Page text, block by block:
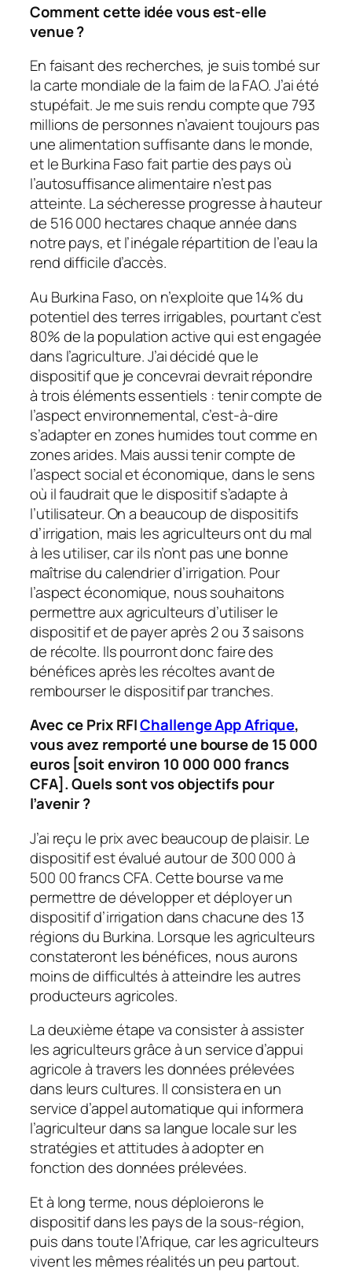
Comment cette idée vous est-elle
venue?
En faisant des recherches, je suis tombé sur
la carte mondiale de la faim de la FAO. J’ai été
stupéfait. Je me suis rendu compte que 793
millions de personnes n’avaient toujours pas
une alimentation suffisante dans le monde,
et le Burkina Faso fait partie des pays où
l’autosuffisance alimentaire n’est pas
atteinte. La sécheresse progresse à hauteur
de 516 000 hectares chaque année dans
notre pays, et l’inégale répartition de l’eau la
rend difficile d’accès.
Au Burkina Faso, on n’exploite que 14% du
potentiel des terres irrigables, pourtant c’est
80% de la population active qui est engagée
dans l’agriculture. J’ai décidé que le
dispositif que je concevrai devrait répondre
à trois éléments essentiels : tenir compte de
l’aspect environnemental, c’est-à-dire
s’adapter en zones humides tout comme en
zones arides. Mais aussi tenir compte de
l’aspect social et économique, dans le sens
où il faudrait que le dispositif s’adapte à
l’utilisateur. On a beaucoup de dispositifs
d’irrigation, mais les agriculteurs ont du mal
à les utiliser, car ils n’ont pas une bonne
maîtrise du calendrier d’irrigation. Pour
l’aspect économique, nous souhaitons
permettre aux agriculteurs d’utiliser le
dispositif et de payer après 2 ou 3 saisons
de récolte. Ils pourront donc faire des
bénéfices après les récoltes avant de
rembourser le dispositif par tranches.
Avec ce Prix RFIChallenge App Afrique,
vous avez remporté une bourse de 15000
euros [soit environ 10 000 000 francs
CFA]. Quels sont vos objectifs pour
l’avenir?
J’ai reçu le prix avec beaucoup de plaisir. Le
dispositif est évalué autour de 300 000 à
500 00 francs CFA. Cette bourse va me
permettre de développer et déployer un
dispositif d’irrigation dans chacune des 13
régions du Burkina. Lorsque les agriculteurs
constateront les bénéfices, nous aurons
moins de difficultés à atteindre les autres
producteurs agricoles.
La deuxième étape va consister à assister
les agriculteurs grâce à un service d’appui
agricole à travers les données prélevées
dans leurs cultures. Il consistera en un
service d’appel automatique qui informera
l’agriculteur dans sa langue locale sur les
stratégies et attitudes à adopter en
fonction des données prélevées.
Et à long terme, nous déploierons le
dispositif dans les pays de la sous-région,
puis dans toute l’Afrique, car les agriculteurs
vivent les mêmes réalités un peu partout.